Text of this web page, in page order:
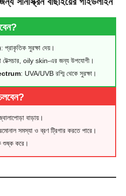
: প্রাকৃতিক সুরক্ষা দেয়।
টেক্সচার, oily skin-এর জন্য উপযোগী।
: UVA/UVB রশ্মি থেকে সুরক্ষা।
বাড়ায়।
সমস্যা ও ব্রণ ট্রিগার করতে পারে।
শুষ্ক করে।